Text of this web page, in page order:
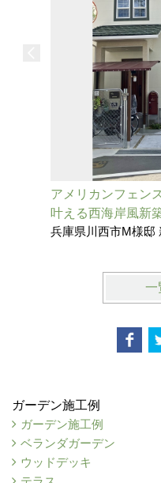
アメリカンフェン
叶える西海岸風新
兵庫県川西市M様邸
一
ガーデン施工例
ガーデン施工例
ベランダガーデン
ウッドデッキ